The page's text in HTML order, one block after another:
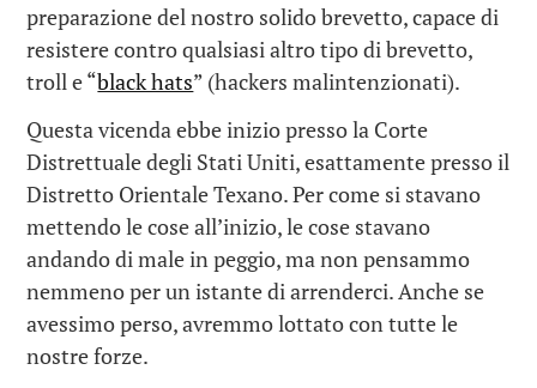
preparazione del nostro solido brevetto, capace di
resistere contro qualsiasi altro tipo di brevetto,
troll e “black hats” (hackers malintenzionati).
Questa vicenda ebbe inizio presso la Corte
Distrettuale degli Stati Uniti, esattamente presso il
Distretto Orientale Texano. Per come si stavano
mettendo le cose all’inizio, le cose stavano
andando di male in peggio, ma non pensammo
nemmeno per un istante di arrenderci. Anche se
avessimo perso, avremmo lottato con tutte le
nostre forze.